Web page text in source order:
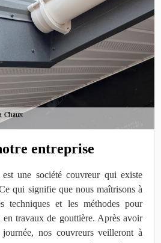
entreprise
une société couvreur qui existe
qui signifie que nous maîtrisons à
techniques et les méthodes pour
en travaux de gouttière. Après avoir
nos couvreurs veilleront à